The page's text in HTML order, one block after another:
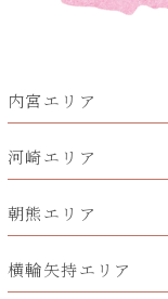
内宮エリア
河崎エリア
朝熊エリア
横輪矢持エリア